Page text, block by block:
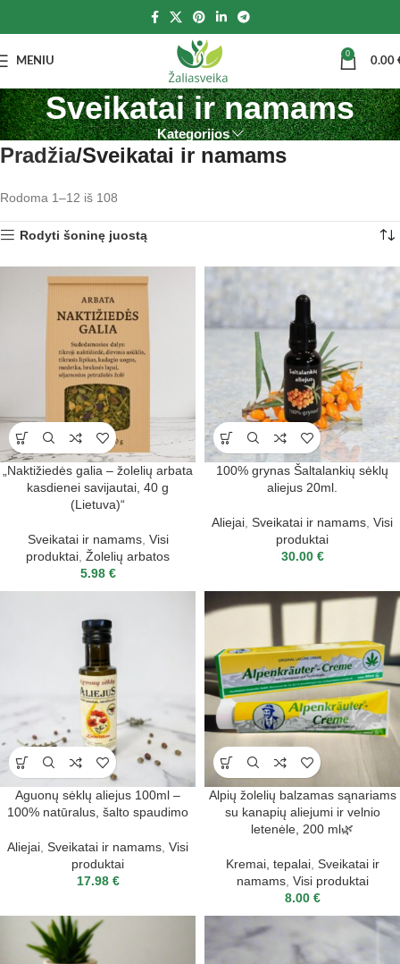
MENIU
0
0.00
Sveikatai ir namams
Kategorijos
Pradžia Sveikatai ir namams
Rodoma 1–12 iš 108
Rodyti šoninę juostą
„Naktižiedės galia – žolelių arbata
kasdienei savijautai, 40 g
(Lietuva)“
Sveikatai ir namams, Visi
produktai Žolelių arbatos
5.98 €
100% grynas Šaltalankių sėklų
aliejus 20ml.
Aliejai Sveikatai ir namams Visi
produktai
30.00 €
Aguonų sėklų aliejus 100ml –
100% natūralus, šalto spaudimo
Aliejai Sveikatai ir namams Visi
produktai
17.98 €
Alpių žolelių balzamas sąnariams
su kanapių aliejumi ir velnio
letenėle, 200 ml🌿
Kremai, tepalai, Sveikatai ir
namams, Visi produktai
8.00 €